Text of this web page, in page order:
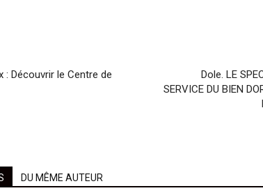
Découvrir le Centre de
Dole. LE
SERVICE DU BIEN
DU MÊME AUTEUR